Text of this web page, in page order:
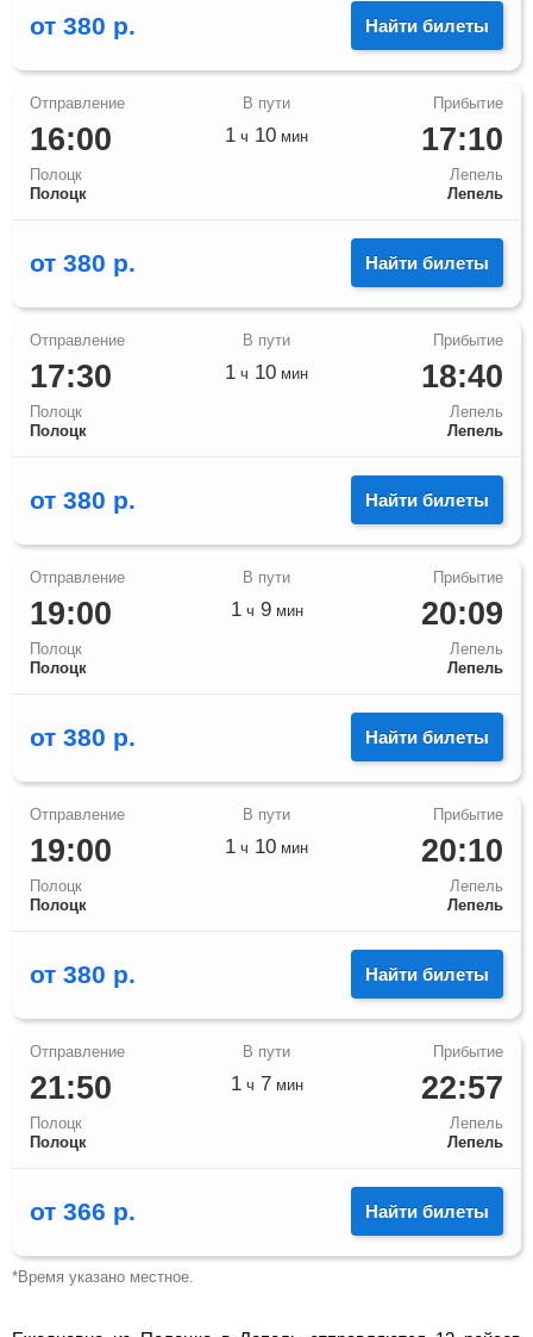
от 380 р. Найти билеты
16:00
Полоцк
Полоцк
17:10
Лепель
Лепель
1 ч 10 мин
от 380 р. Найти билеты
17:30
Полоцк
Полоцк
18:40
Лепель
Лепель
1 ч 10 мин
от 380 р. Найти билеты
19:00
Полоцк
Полоцк
20:09
Лепель
Лепель
1ч 9мин
от 380 р. Найти билеты
19:00
Полоцк
Полоцк
20:10
Лепель
Лепель
1 ч 10 мин
от 380 р. Найти билеты
21:50
Полоцк
Полоцк
22:57
Лепель
Лепель
1ч 7 мин
от 366 р. Найти билеты
*Время указано местное.